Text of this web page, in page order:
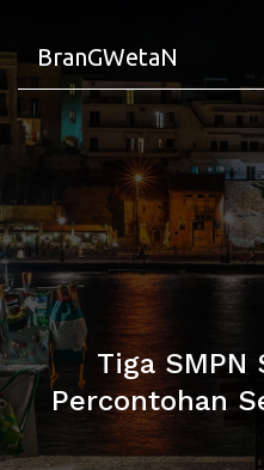
BranGWetaN
Tiga SMPN
Percontohan